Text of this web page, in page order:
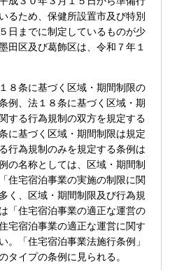
るため、保健所設置市及び特別
日までに制定しているものが少
田区及び葛飾区は、令和７年１
８条に基づく区域・期間制限の
例、法１８条に基づく区域・期
する行為規制の双方を規定する
に基づく区域・期間制限は規定
行為規制のみを規定する条例は
の名称としては、区域・期間制
住宅宿泊事業の実施の制限に関
く、区域・期間制限及び行為規
「住宅宿泊事業の適正な運営の
宅宿泊事業の適正な運営に関す
。「住宅宿泊事業法施行条例」
タイプの条例に見られる。